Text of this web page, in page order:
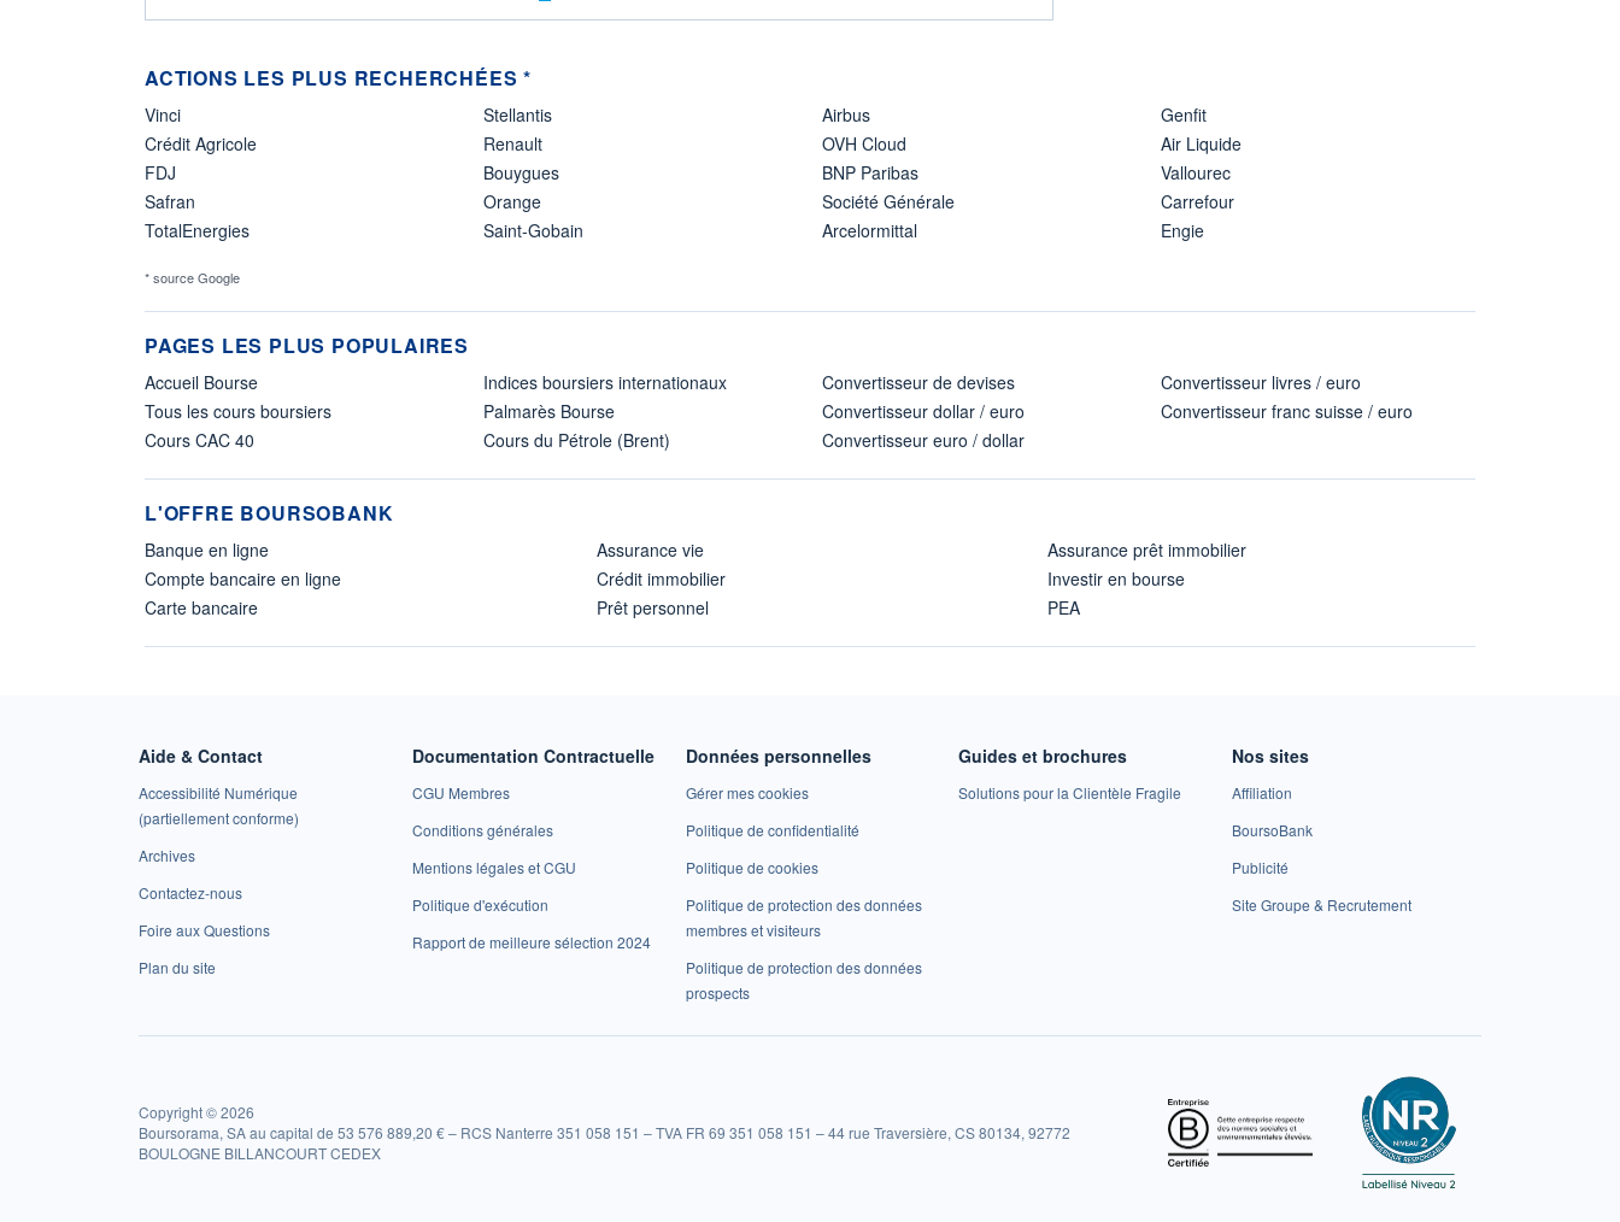
ACTIONS LES PLUS RECHERCHÉES *
Vinci
Crédit Agricole
FDJ
Safran
TotalEnergies
Stellantis
Renault
Bouygues
Orange
Saint-Gobain
Airbus
OVH Cloud
BNP Paribas
Société Générale
Arcelormittal
Genfit
Air Liquide
Vallourec
Carrefour
Engie
* source Google
PAGES LES PLUS POPULAIRES
Accueil Bourse
Tous les cours boursiers
Cours CAC 40
Indices boursiers internationaux
Palmarès Bourse
Cours du Pétrole (Brent)
Convertisseur de devises
Convertisseur dollar / euro
Convertisseur euro / dollar
Convertisseur livres / euro
Convertisseur franc suisse / euro
L'OFFRE BOURSOBANK
Banque en ligne
Compte bancaire en ligne
Carte bancaire
Assurance vie
Crédit immobilier
Prêt personnel
Assurance prêt immobilier
Investir en bourse
PEA
Aide & Contact
Accessibilité Numérique
(partiellement conforme)
Archives
Contactez-nous
Foire aux Questions
Plan du site
Documentation Contractuelle
CGU Membres
Conditions générales
Mentions légales et CGU
Politique d'exécution
Rapport de meilleure sélection 2024
Données personnelles
Gérer mes cookies
Politique de confidentialité
Politique de cookies
Politique de protection des données
membres et visiteurs
Politique de protection des données
prospects
Guides et brochures
Solutions pour la Clientèle Fragile
Nos sites
Affiliation
BoursoBank
Publicité
Site Groupe & Recrutement
Copyright © 2026
Boursorama, SA au capital de 53 576 889,20 € – RCS Nanterre 351 058 151 – TVA FR 69 351 058 151 – 44 rue Traversière, CS 80134, 92772
BOULOGNE BILLANCOURT CEDEX